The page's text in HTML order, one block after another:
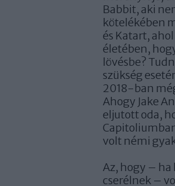
Babbit, aki
kötelékében
és Katart,
életében,
lövésbe?
szükség
2018-ban
Ahogy Jake
eljutott oda,
volt némi
Az, hogy –
cserélnek –